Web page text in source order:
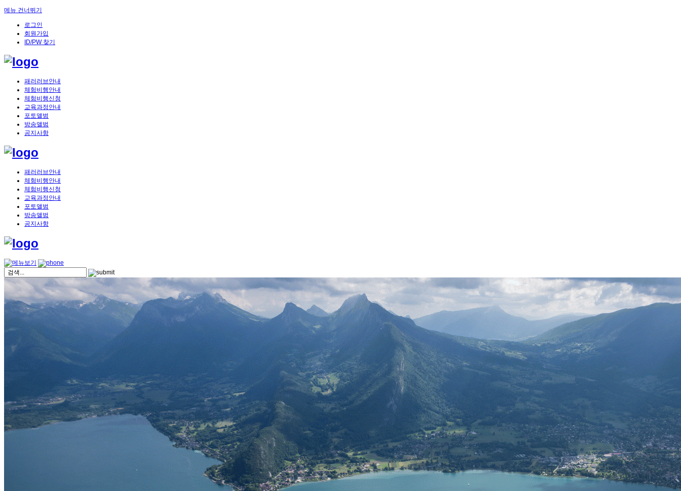
메뉴 건너뛰기
로그인
회원가입
ID/PW 찾기
패러러브안내
체험비행안내
체험비행신청
교육과정안내
포토앨범
방송앨범
공지사항
패러러브안내
체험비행안내
체험비행신청
교육과정안내
포토앨범
방송앨범
공지사항